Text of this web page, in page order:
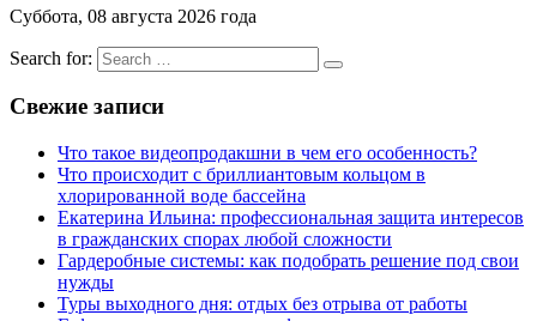
Суббота, 08 августа 2026 года
Search for:
Свежие записи
Что такое видеопродакшни в чем его особенность?
Что происходит с бриллиантовым кольцом в
хлорированной воде бассейна
Екатерина Ильина: профессиональная защита интересов
в гражданских спорах любой сложности
Гардеробные системы: как подобрать решение под свои
нужды
Туры выходного дня: отдых без отрыва от работы